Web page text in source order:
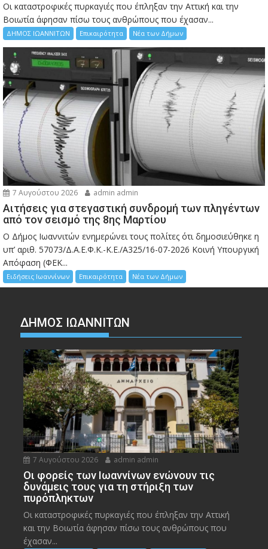
Οι καταστροφικές πυρκαγιές που έπληξαν την Αττική και την
Bοιωτία άφησαν πίσω τους ανθρώπους που έχασαν...
ΔΗΜΟΣ ΙΩΑΝΝΙΤΩΝ Επικαιρότητα Νέα των Δήμων
7 Αυγούστου 2026 admin admin
Αιτήσεις για στεγαστική συνδρομή των πληγέντων
από τον σεισμό της 8ης Μαρτίου
Ο Δήμος Ιωαννιτών ενημερώνει τους πολίτες ότι δημοσιεύθηκε η
υπ’ αριθ. 57073/Δ.Α.Ε.Φ.Κ.-Κ.Ε./Α325/16-07-2026 Κοινή Υπουργική
Απόφαση (ΦΕΚ...
Ειδήσεις Ιωαννίνων Επικαιρότητα Νέα των Δήμων
ΔΗΜΟΣ ΙΩΑΝΝΙΤΩΝ
7 Αυγούστου 2026 admin admin
Οι φορείς των Ιωαννίνων ενώνουν τις
δυνάμεις τους για τη στήριξη των
πυρόπληκτων
Οι καταστροφικές πυρκαγιές που έπληξαν την Αττική
και την Bοιωτία άφησαν πίσω τους ανθρώπους που
έχασαν...